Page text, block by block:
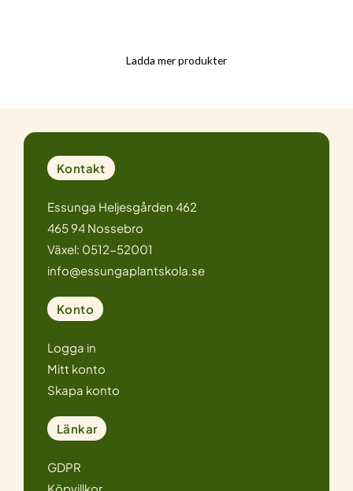
Ladda mer produkter
Kontakt
Essunga Heljesgården 462
465 94 Nossebro
Växel: 0512-52001
info@essungaplantskola.se
Konto
Logga in
Mitt konto
Skapa konto
Länkar
GDPR
Köpvillkor